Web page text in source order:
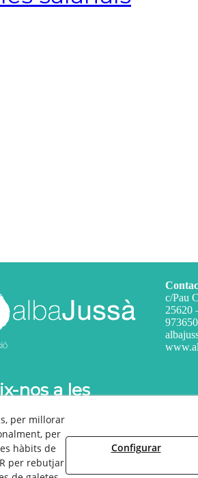
c/Pau
25620
nos a les
- Tots els drets reservats.
per millorar
per
hàbits de
per rebutjar
Configurar